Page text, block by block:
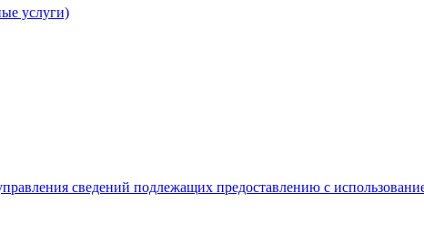
услуги)
сведений подлежащих предоставлению с